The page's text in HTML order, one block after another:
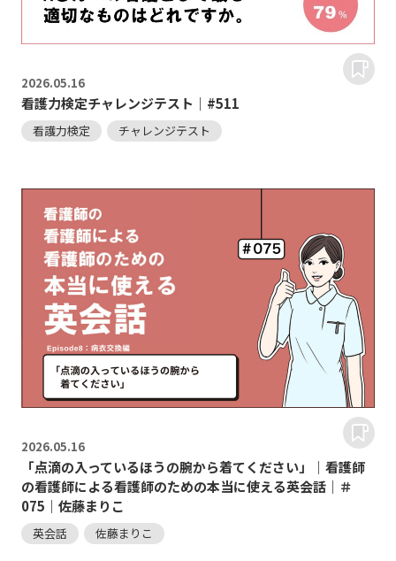
2026.05.16
看護力検定チャレンジテスト｜#511
看護力検定 チャレンジテスト
2026.05.16
「点滴の入っているほうの腕から着てください」｜看護師
の看護師による看護師のための本当に使える英会話｜＃
075｜佐藤まりこ
英会話 佐藤まりこ